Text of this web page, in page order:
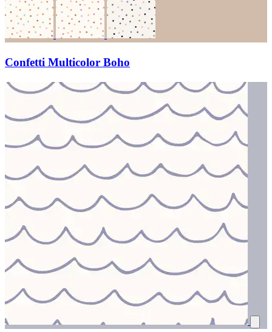
Confetti Multicolor Boho